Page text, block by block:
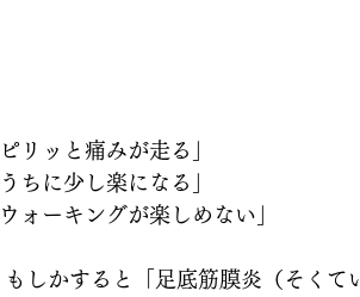
リッと痛みが走る」
ちに少し楽になる」
ォーキングが楽しめない」
しかすると「足底筋膜炎（そくて